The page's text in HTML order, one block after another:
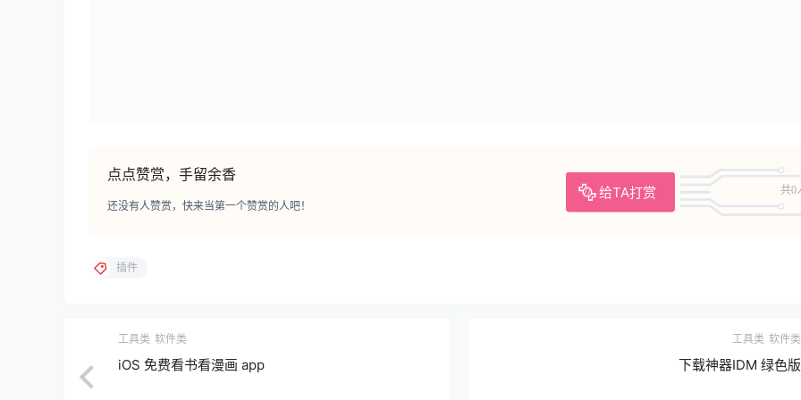
点点赞赏，手留余香
给TA打赏 共0
还没有人赞赏，快来当第一个赞赏的人吧！
插件
工具类 软件类
iOS 免费看书看漫画 app
工具类 软件类
下载神器IDM 绿色版